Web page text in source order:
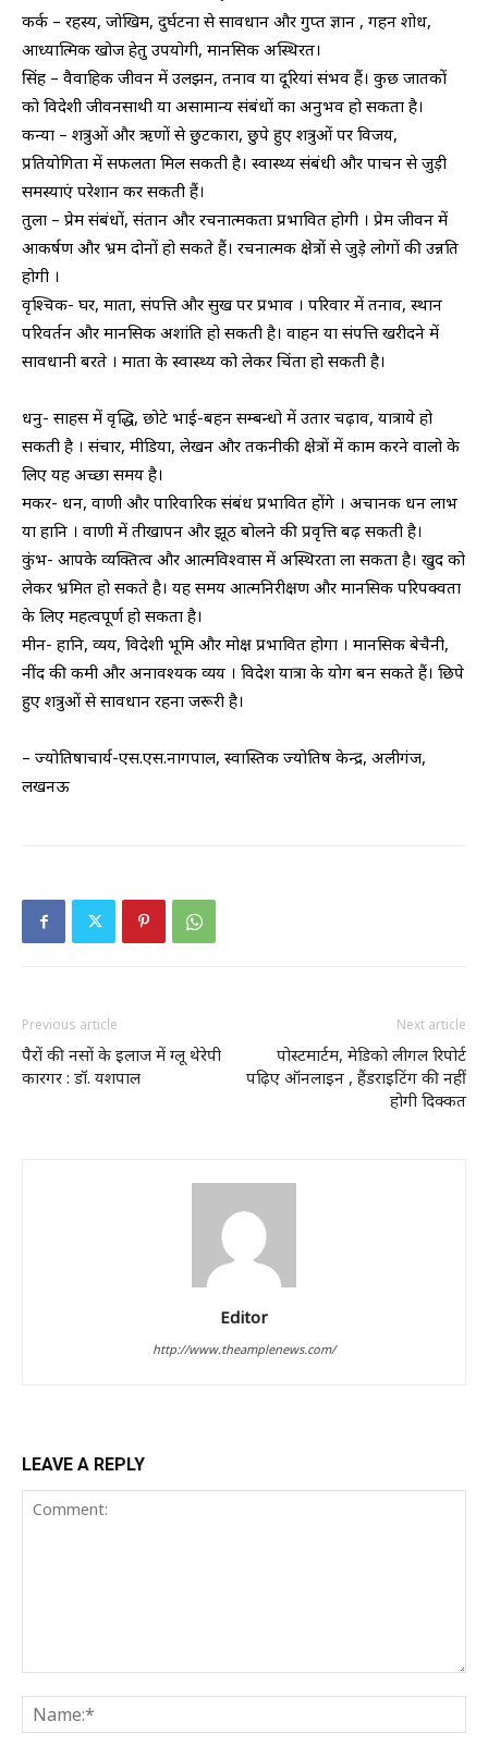
कर्क – रहस्य, जोखिम, दुर्घटना से सावधान और गुप्त ज्ञान , गहन शोध,
आध्यात्मिक खोज हेतु उपयोगी, मानसिक अस्थिरत।
सिंह – वैवाहिक जीवन में उलझन, तनाव या दूरियां संभव हैं। कुछ जातकों
को विदेशी जीवनसाथी या असामान्य संबंधों का अनुभव हो सकता है।
कन्या – शत्रुओं और ऋणों से छुटकारा, छुपे हुए शत्रुओं पर विजय,
प्रतियोगिता में सफलता मिल सकती है। स्वास्थ्य संबंधी और पाचन से जुड़ी
समस्याएं परेशान कर सकती हैं।
तुला – प्रेम संबंधों, संतान और रचनात्मकता प्रभावित होगी । प्रेम जीवन में
आकर्षण और भ्रम दोनों हो सकते हैं। रचनात्मक क्षेत्रों से जुड़े लोगों की उन्नति
होगी ।
वृश्चिक- घर, माता, संपत्ति और सुख पर प्रभाव । परिवार में तनाव, स्थान
परिवर्तन और मानसिक अशांति हो सकती है। वाहन या संपत्ति खरीदने में
सावधानी बरते । माता के स्वास्थ्य को लेकर चिंता हो सकती है।
धनु- साहस में वृद्धि, छोटे भाई-बहन सम्बन्धो में उतार चढ़ाव, यात्राये हो
सकती है । संचार, मीडिया, लेखन और तकनीकी क्षेत्रों में काम करने वालो के
लिए यह अच्छा समय है।
मकर- धन, वाणी और पारिवारिक संबंध प्रभावित होंगे । अचानक धन लाभ
या हानि । वाणी में तीखापन और झूठ बोलने की प्रवृत्ति बढ़ सकती है।
कुंभ- आपके व्यक्तित्व और आत्मविश्वास में अस्थिरता ला सकता है। खुद को
लेकर भ्रमित हो सकते है। यह समय आत्मनिरीक्षण और मानसिक परिपक्वता
के लिए महत्वपूर्ण हो सकता है।
मीन- हानि, व्यय, विदेशी भूमि और मोक्ष प्रभावित होगा । मानसिक बेचैनी,
नींद की कमी और अनावश्यक व्यय । विदेश यात्रा के योग बन सकते हैं। छिपे
हुए शत्रुओं से सावधान रहना जरूरी है।
– ज्योतिषाचार्य-एस.एस.नागपाल, स्वास्तिक ज्योतिष केन्द्र, अलीगंज,
लखनऊ
Previous article
पैरों की नसों के इलाज में ग्लू थेरेपी
कारगर : डॉ. यशपाल
Next article
पोस्टमार्टम, मेडिको लीगल रिपोर्ट
पढ़िए ऑनलाइन , हैंडराइटिंग की नहीं
होगी दिक्कत
Editor
http://www.theamplenews.com/
LEAVE A REPLY